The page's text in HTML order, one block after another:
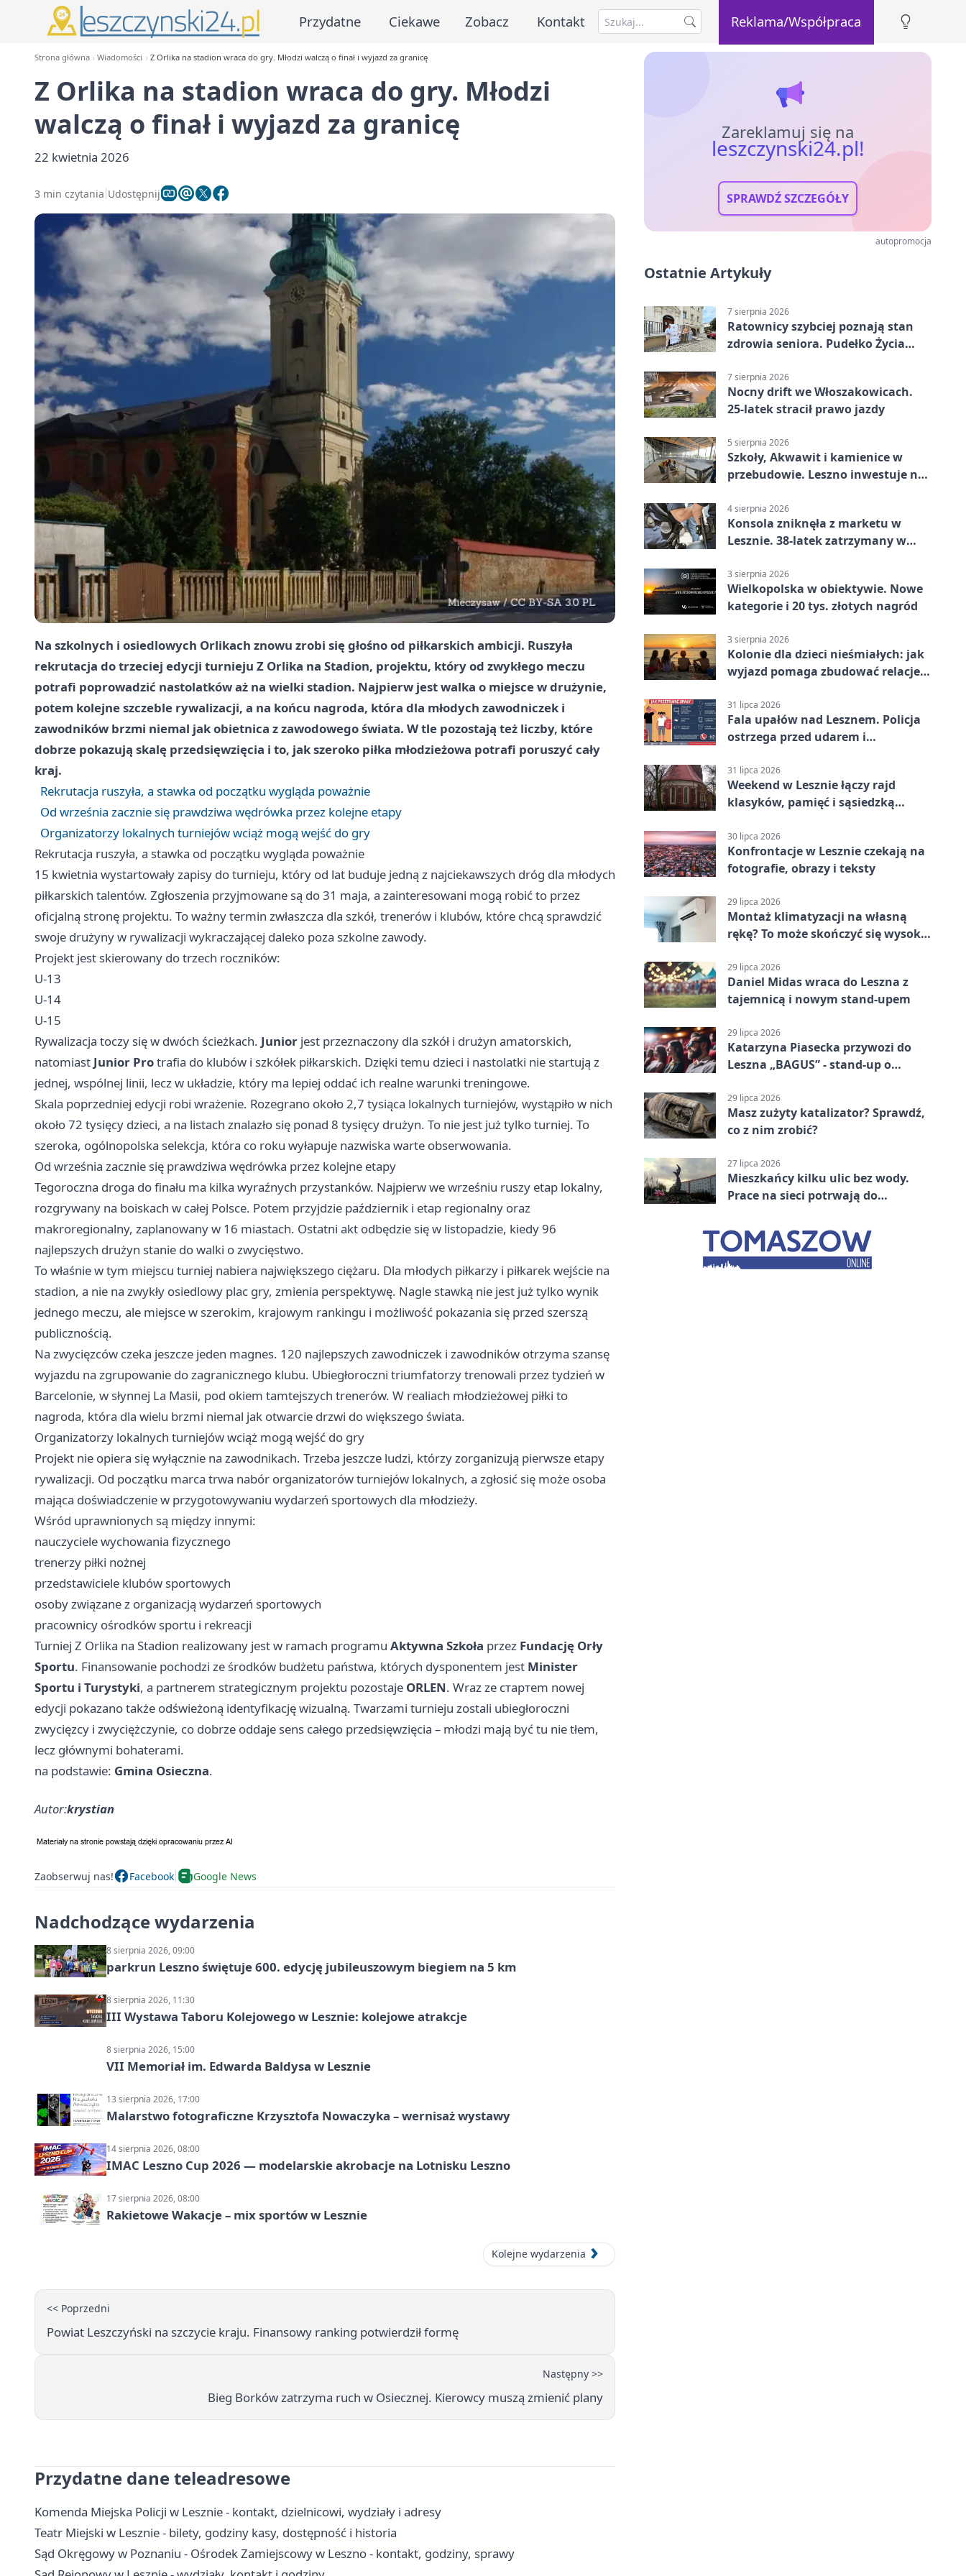
Przydatne Ciekawe Zobacz Kontakt Reklama/Współpraca
Strona główna Wiadomości Z Orlika na stadion wraca do gry. Młodzi walczą o finał i wyjazd za granicę
Z Orlika na stadion wraca do gry. Młodzi
walczą o finał i wyjazd za granicę
22 kwietnia 2026
3 min czytania Udostępnij
Na szkolnych i osiedlowych Orlikach znowu zrobi się głośno od piłkarskich ambicji. Ruszyła
rekrutacja do trzeciej edycji turnieju Z Orlika na Stadion, projektu, który od zwykłego meczu
potrafi poprowadzić nastolatków aż na wielki stadion. Najpierw jest walka o miejsce w drużynie,
potem kolejne szczeble rywalizacji, a na końcu nagroda, która dla młodych zawodniczek i
zawodników brzmi niemal jak obietnica z zawodowego świata. W tle pozostają też liczby, które
dobrze pokazują skalę przedsięwzięcia i to, jak szeroko piłka młodzieżowa potrafi poruszyć cały
kraj.
Rekrutacja ruszyła, a stawka od początku wygląda poważnie
Od września zacznie się prawdziwa wędrówka przez kolejne etapy
Organizatorzy lokalnych turniejów wciąż mogą wejść do gry
Rekrutacja ruszyła, a stawka od początku wygląda poważnie
15 kwietnia wystartowały zapisy do turnieju, który od lat buduje jedną z najciekawszych dróg dla młodych
piłkarskich talentów. Zgłoszenia przyjmowane są do 31 maja, a zainteresowani mogą robić to przez
oficjalną stronę projektu. To ważny termin zwłaszcza dla szkół, trenerów i klubów, które chcą sprawdzić
swoje drużyny w rywalizacji wykraczającej daleko poza szkolne zawody.
Projekt jest skierowany do trzech roczników:
U-13
U-14
U-15
Rywalizacja toczy się w dwóch ścieżkach. Junior jest przeznaczony dla szkół i drużyn amatorskich,
natomiast Junior Protrafia do klubów i szkółek piłkarskich. Dzięki temu dzieci i nastolatki nie startują z
jednej, wspólnej linii, lecz w układzie, który ma lepiej oddać ich realne warunki treningowe.
Skala poprzedniej edycji robi wrażenie. Rozegrano około 2,7 tysiąca lokalnych turniejów, wystąpiło w nich
około 72 tysięcy dzieci, a na listach znalazło się ponad 8 tysięcy drużyn. To nie jest już tylko turniej. To
szeroka, ogólnopolska selekcja, która co roku wyłapuje nazwiska warte obserwowania.
Od września zacznie się prawdziwa wędrówka przez kolejne etapy
Tegoroczna droga do finału ma kilka wyraźnych przystanków. Najpierw we wrześniu ruszy etap lokalny,
rozgrywany na boiskach w całej Polsce. Potem przyjdzie październik i etap regionalny oraz
makroregionalny, zaplanowany w 16 miastach. Ostatni akt odbędzie się w listopadzie, kiedy 96
najlepszych drużyn stanie do walki o zwycięstwo.
To właśnie w tym miejscu turniej nabiera największego ciężaru. Dla młodych piłkarzy i piłkarek wejście na
stadion, a nie na zwykły osiedlowy plac gry, zmienia perspektywę. Nagle stawką nie jest już tylko wynik
jednego meczu, ale miejsce w szerokim, krajowym rankingu i możliwość pokazania się przed szerszą
publicznością.
Na zwycięzców czeka jeszcze jeden magnes. 120 najlepszych zawodniczek i zawodników otrzyma szansę
wyjazdu na zgrupowanie do zagranicznego klubu. Ubiegłoroczni triumfatorzy trenowali przez tydzień w
Barcelonie, w słynnej La Masii, pod okiem tamtejszych trenerów. W realiach młodzieżowej piłki to
nagroda, która dla wielu brzmi niemal jak otwarcie drzwi do większego świata.
Organizatorzy lokalnych turniejów wciąż mogą wejść do gry
Projekt nie opiera się wyłącznie na zawodnikach. Trzeba jeszcze ludzi, którzy zorganizują pierwsze etapy
rywalizacji. Od początku marca trwa nabór organizatorów turniejów lokalnych, a zgłosić się może osoba
mająca doświadczenie w przygotowywaniu wydarzeń sportowych dla młodzieży.
Wśród uprawnionych są między innymi:
nauczyciele wychowania fizycznego
trenerzy piłki nożnej
przedstawiciele klubów sportowych
osoby związane z organizacją wydarzeń sportowych
pracownicy ośrodków sportu i rekreacji
Turniej Z Orlika na Stadion realizowany jest w ramach programu Aktywna Szkoła przez Fundację Orły
Sportu. Finansowanie pochodzi ze środków budżetu państwa, których dysponentem jest Minister
Sportu i Turystyki, a partnerem strategicznym projektu pozostaje ORLEN. Wraz ze стартem nowej
edycji pokazano także odświeżoną identyfikację wizualną. Twarzami turnieju zostali ubiegłoroczni
zwycięzcy i zwyciężczynie, co dobrze oddaje sens całego przedsięwzięcia – młodzi mają być tu nie tłem,
lecz głównymi bohaterami.
na podstawie: Gmina Osieczna.
Autor:krystian
Zaobserwuj nas! Facebook Google News
Nadchodzące wydarzenia
8 sierpnia 2026, 09:00
parkrun Leszno świętuje 600. edycję jubileuszowym biegiem na 5 km
8 sierpnia 2026, 11:30
III Wystawa Taboru Kolejowego w Lesznie: kolejowe atrakcje
8 sierpnia 2026, 15:00
VII Memoriał im. Edwarda Baldysa w Lesznie
13 sierpnia 2026, 17:00
Malarstwo fotograficzne Krzysztofa Nowaczyka – wernisaż wystawy
14 sierpnia 2026, 08:00
IMAC Leszno Cup 2026 — modelarskie akrobacje na Lotnisku Leszno
17 sierpnia 2026, 08:00
Rakietowe Wakacje – mix sportów w Lesznie
Kolejne wydarzenia
<< Poprzedni
Powiat Leszczyński na szczycie kraju. Finansowy ranking potwierdził formę
Następny >>
Bieg Borków zatrzyma ruch w Osiecznej. Kierowcy muszą zmienić plany
Przydatne dane teleadresowe
Komenda Miejska Policji w Lesznie - kontakt, dzielnicowi, wydziały i adresy
Teatr Miejski w Lesznie - bilety, godziny kasy, dostępność i historia
Sąd Okręgowy w Poznaniu - Ośrodek Zamiejscowy w Leszno - kontakt, godziny, sprawy
Zareklamuj się na
leszczynski24.pl!
SPRAWDŹ SZCZEGÓŁY
autopromocja
Ostatnie Artykuły
7 sierpnia 2026
Ratownicy szybciej poznają stan
zdrowia seniora. Pudełko Życia
7 sierpnia 2026
Nocny drift we Włoszakowicach.
25-latek stracił prawo jazdy
5 sierpnia 2026
Szkoły, Akwawit i kamienice w
przebudowie. Leszno inwestuje na
4 sierpnia 2026
Konsola zniknęła z marketu w
Lesznie. 38-latek zatrzymany w
3 sierpnia 2026
Wielkopolska w obiektywie. Nowe
kategorie i 20 tys. złotych nagród
3 sierpnia 2026
Kolonie dla dzieci nieśmiałych: jak
wyjazd pomaga zbudować relacje z
31 lipca 2026
Fala upałów nad Lesznem. Policja
ostrzega przed udarem i
31 lipca 2026
Weekend w Lesznie łączy rajd
klasyków, pamięć i sąsiedzką
30 lipca 2026
Konfrontacje w Lesznie czekają na
fotografie, obrazy i teksty
29 lipca 2026
Montaż klimatyzacji na własną
rękę? To może skończyć się wysoką
29 lipca 2026
Daniel Midas wraca do Leszna z
tajemnicą i nowym stand-upem
29 lipca 2026
Katarzyna Piasecka przywozi do
Leszna „BAGUS” - stand-up o
29 lipca 2026
Masz zużyty katalizator? Sprawdź,
co z nim zrobić?
27 lipca 2026
Mieszkańcy kilku ulic bez wody.
Prace na sieci potrwają do